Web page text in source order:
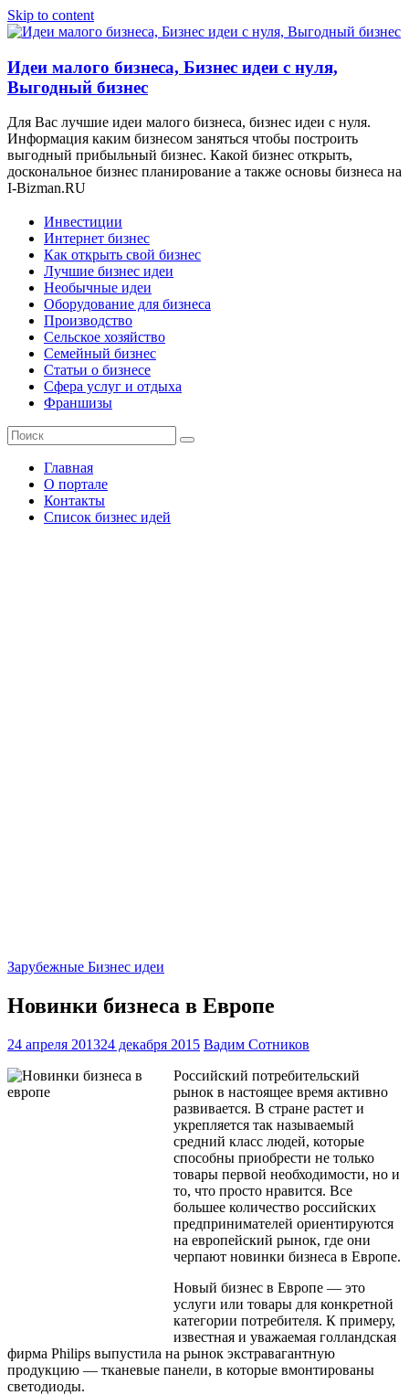
Skip to content
Идеи малого бизнеса, Бизнес идеи с нуля,
Выгодный бизнес
Для Вас лучшие идеи малого бизнеса, бизнес идеи с нуля.
Информация каким бизнесом заняться чтобы построить
выгодный прибыльный бизнес. Какой бизнес открыть,
доскональное бизнес планирование а также основы бизнеса на
I-Bizman.RU
Инвестиции
Интернет бизнес
Как открыть свой бизнес
Лучшие бизнес идеи
Необычные идеи
Оборудование для бизнеса
Производство
Сельское хозяйство
Семейный бизнес
Статьи о бизнесе
Сфера услуг и отдыха
Франшизы
Главная
О портале
Контакты
Список бизнес идей
Зарубежные Бизнес идеи
Новинки бизнеса в Европе
24 апреля 201324 декабря 2015 Вадим Сотников
Российский потребительский
рынок в настоящее время активно
развивается. В стране растет и
укрепляется так называемый
средний класс людей, которые
способны приобрести не только
товары первой необходимости, но и
то, что просто нравится. Все
большее количество российских
предпринимателей ориентируются
на европейский рынок, где они
черпают новинки бизнеса в Европе.
Новый бизнес в Европе — это
услуги или товары для конкретной
категории потребителя. К примеру,
известная и уважаемая голландская
фирма Philips выпустила на рынок экстравагантную
продукцию — тканевые панели, в которые вмонтированы
светодиоды.